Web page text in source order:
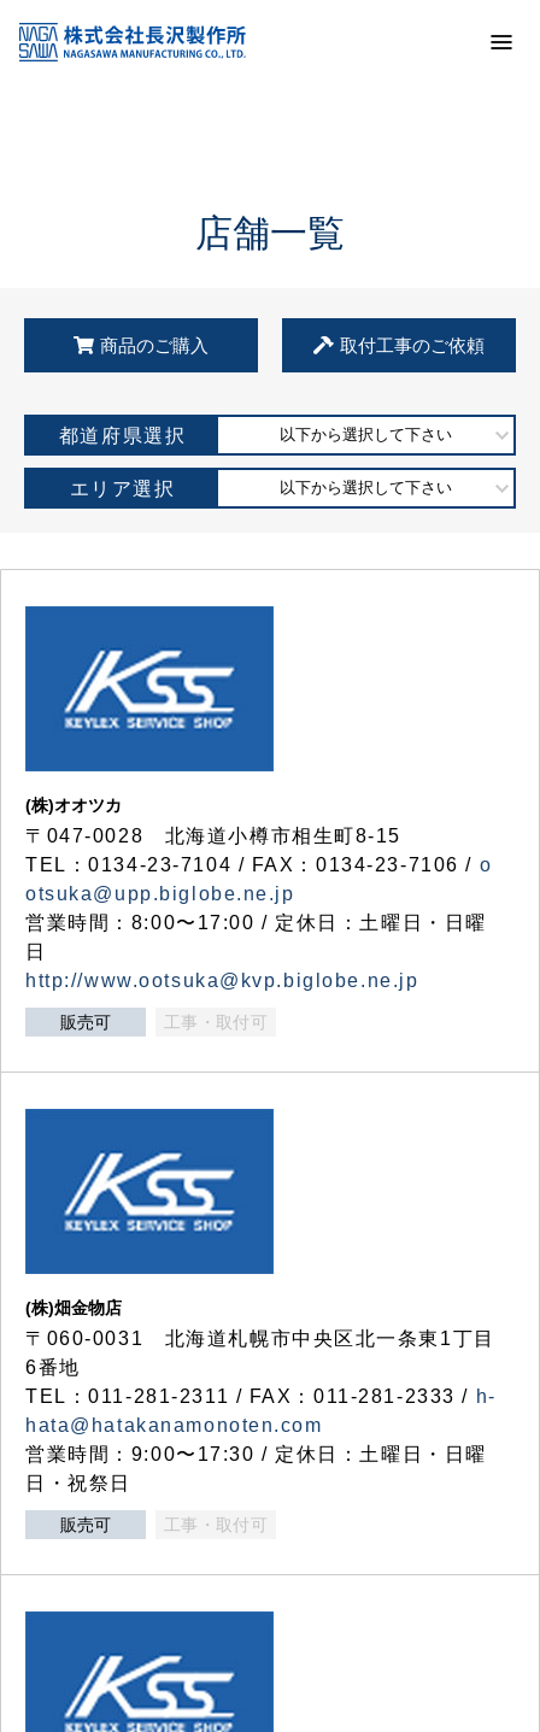
KSS加盟店・取扱店情報
店舗一覧
店舗一覧
商品のご購入 取付工事のご依頼
都道府県選択 以下から選択して下さい
エリア選択 以下から選択して下さい
(株)オオツカ
〒047-0028 北海道小樽市相生町8-15
TEL：0134-23-7104 / FAX：0134-23-7106 / o
otsuka@upp.biglobe.ne.jp
営業時間：8:00〜17:00 / 定休日：土曜日・日曜
日
http://www.ootsuka@kvp.biglobe.ne.jp
販売可 工事・取付可
(株)畑金物店
〒060-0031 北海道札幌市中央区北一条東1丁目
6番地
TEL：011-281-2311 / FAX：011-281-2333 / h-
hata@hatakanamonoten.com
営業時間：9:00〜17:30 / 定休日：土曜日・日曜
日・祝祭日
販売可 工事・取付可